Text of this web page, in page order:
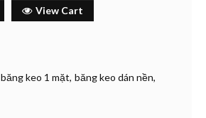
View Cart
băng keo 1 mặt băng keo dán nền